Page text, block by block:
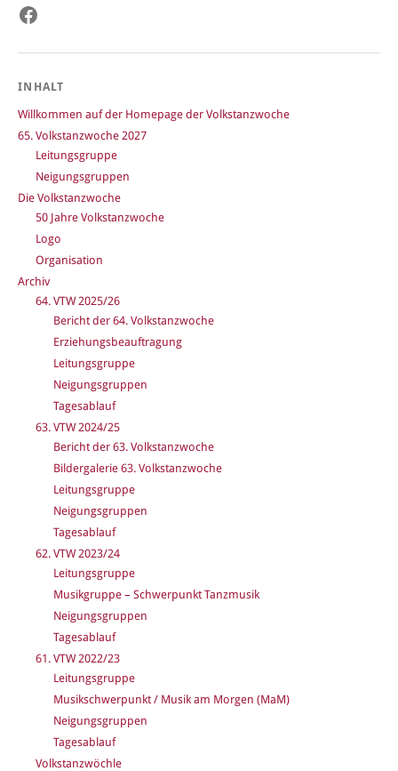
Facebook
INHALT
Willkommen auf der Homepage der Volkstanzwoche
65. Volkstanzwoche 2027
Leitungsgruppe
Neigungsgruppen
Die Volkstanzwoche
50 Jahre Volkstanzwoche
Logo
Organisation
Archiv
64. VTW 2025/26
Bericht der 64. Volkstanzwoche
Erziehungsbeauftragung
Leitungsgruppe
Neigungsgruppen
Tagesablauf
63. VTW 2024/25
Bericht der 63. Volkstanzwoche
Bildergalerie 63. Volkstanzwoche
Leitungsgruppe
Neigungsgruppen
Tagesablauf
62. VTW 2023/24
Leitungsgruppe
Musikgruppe – Schwerpunkt Tanzmusik
Neigungsgruppen
Tagesablauf
61. VTW 2022/23
Leitungsgruppe
Musikschwerpunkt / Musik am Morgen (MaM)
Neigungsgruppen
Tagesablauf
Volkstanzwöchle